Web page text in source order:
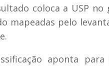
coloca a USP
mapeadas pelo
aponta